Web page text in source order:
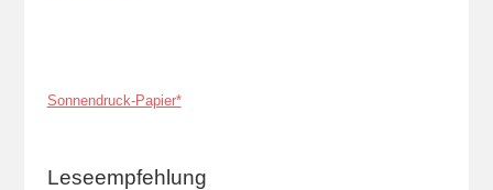
Sonnendruck-Papier*
Leseempfehlung